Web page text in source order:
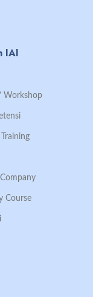
IAI
Workshop
Course